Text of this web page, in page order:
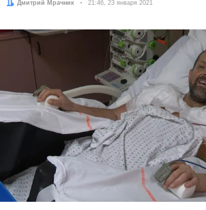
Автор:
Дмитрий Мрачник Дата:
21:46, 23 января 2021